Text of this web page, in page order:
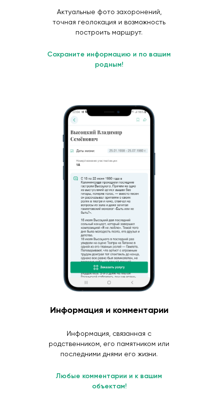
Актуальные фото захоронений,
точная геолокация и возможность
построить маршрут.
Сохраните информацию и по вашим
родным!
Информация и комментарии
Информация, связанная с
родственником, его памятником или
последними днями его жизни.
Любые комментарии и к вашим
объектам!